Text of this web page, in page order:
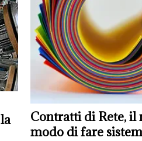
con l’Austria-Ungheria e morto nell’era
Contratti di Rete, il
modo di fare